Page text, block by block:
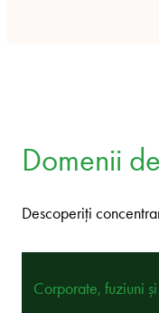
Domenii
Descoperiți
Corporate, fuziuni